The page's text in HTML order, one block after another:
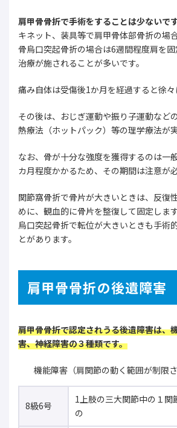
肩甲骨骨折で手術をすることは少ないです
キネット、装具等で肩甲骨体部骨折の場
骨烏口突起骨折の場合は6週間程度肩を
治療が施されることが多いです。
痛み自体は受傷後1か月を経過すると徐々
その後は、おじぎ運動や振り子運動など
熱療法（ホットパック）等の理学療法が
なお、骨が十分な強度を獲得するのは一
カ月程度かかるため、その期間は注意が必
関節窩骨折で骨片が大きいときは、反復
めに、観血的に骨片を整復して固定します
烏口突起骨折で転位が大きいときも手術
とがあります。
肩甲骨骨折の後遺障害
肩甲骨骨折で認定されうる後遺障害は、
害、神経障害の３種類です。
機能障害（肩関節の動く範囲が制限さ
8級6号
1上肢の三大関節中の１関
の